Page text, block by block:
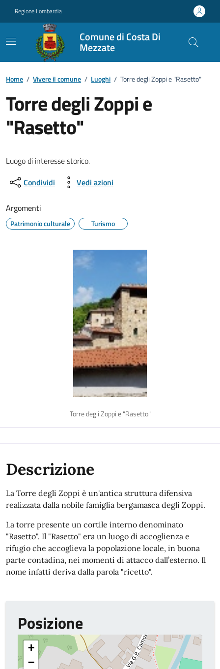
Regione Lombardia
Comune di Costa Di
Mezzate
Home / Vivere il comune / Luoghi / Torre degli Zoppi e "Rasetto"
Torre degli Zoppi e
"Rasetto"
Luogo di interesse storico.
Condividi
Vedi azioni
Argomenti
Patrimonio culturale Turismo
Torre degli Zoppi e "Rasetto"
Descrizione
La Torre degli Zoppi è un'antica struttura difensiva
realizzata dalla nobile famiglia bergamasca degli Zoppi.
La torre presente un cortile interno denominato
"Rasetto". Il "Rasetto" era un luogo di accoglienza e
rifugio che accoglieva la popolazione locale, in buona
parte contadina, nei momenti di attacco dall’esterno. Il
nome infatti deriva dalla parola "ricetto".
Posizione
+
−